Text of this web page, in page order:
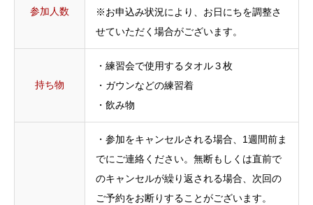
参加人数
※お申込み状況により、お日にちを調整さ
せていただく場合がございます。
持ち物
・練習会で使用するタオル３枚
・ガウンなどの練習着
・飲み物
・参加をキャンセルされる場合、1週間前ま
でにご連絡ください。無断もしくは直前で
のキャンセルが繰り返される場合、次回の
ご予約をお断りすることがございます。